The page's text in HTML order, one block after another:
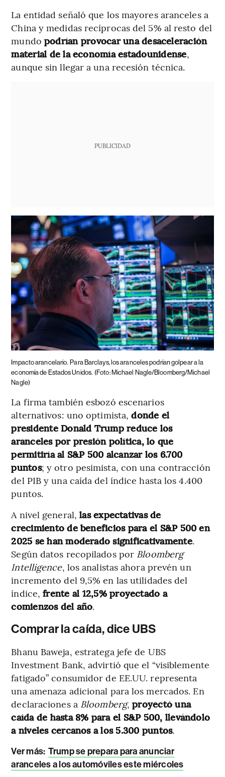
La entidad señaló que los mayores aranceles a
China y medidas recíprocas del 5% al resto del
mundo podrían provocar una desaceleración
material de la economía estadounidense,
aunque sin llegar a una recesión técnica.
PUBLICIDAD
Impacto arancelario. Para Barclays, los aranceles podrían golpear a la
economía de Estados Unidos. (Foto: Michael Nagle/Bloomberg/Michael
Nagle)
La firma también esbozó escenarios
alternativos: uno optimista,donde el
presidente Donald Trump reduce los
aranceles por presión política, lo que
permitiría al S&P 500 alcanzar los 6.700
puntos; y otro pesimista, con una contracción
del PIB y una caída del índice hasta los 4.400
puntos.
A nivel general,las expectativas de
crecimiento de beneficios para el S&P 500 en
2025 se han moderado significativamente.
Según datos recopilados por Bloomberg
Intelligence, los analistas ahora prevén un
incremento del 9,5% en las utilidades del
índice,frente al 12,5% proyectado a
comienzos del año.
Comprar la caída, dice UBS
Bhanu Baweja, estratega jefe de UBS
Investment Bank, advirtió que el “visiblemente
fatigado” consumidor de EE.UU. representa
una amenaza adicional para los mercados. En
declaraciones a Bloomberg,proyectó una
caída de hasta 8% para el S&P 500, llevándolo
a niveles cercanos a los 5.300 puntos.
Ver más: Trump se prepara para anunciar
aranceles a los automóviles este miércoles